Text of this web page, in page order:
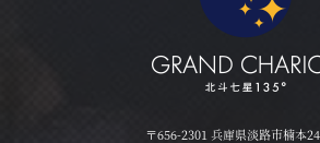
〒656-2301 兵庫県淡路市楠本